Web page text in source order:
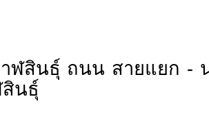
าฬสินธุ์ ถนน สายแยก -
นธุ์